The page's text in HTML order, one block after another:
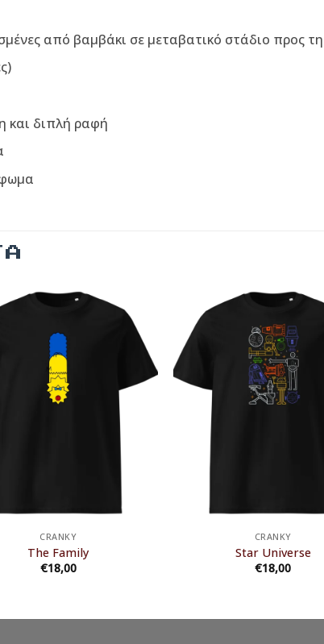
από βαμβάκι σε μεταβατικό στάδιο προς τη
και διπλή ραφή
CRANKY
The Family
€18,00
CRANKY
Star Universe
€18,00